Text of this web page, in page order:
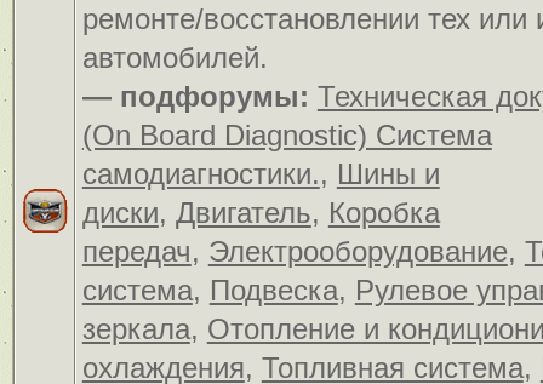
ремонте/восстановлении тех или
автомобилей.
— подфорумы: Техническая
(On Board Diagnostic) Система
самодиагностики., Шины и
диски, Двигатель, Коробка
передач, Электрооборудование,
система, Подвеска, Рулевое
зеркала, Отопление и
охлаждения, Топливная система,